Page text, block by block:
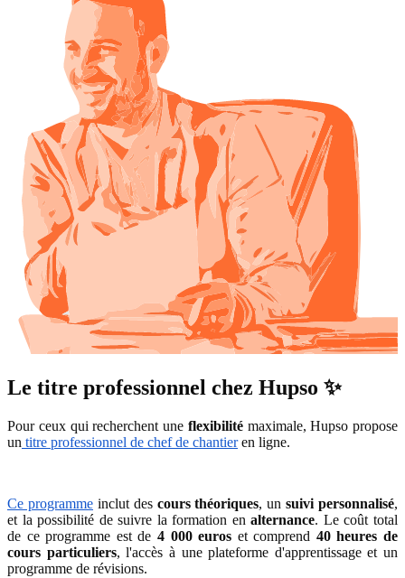
Le titre professionnel chez Hupso ✨
Pour ceux qui recherchent une flexibilité maximale, Hupso propose
un titre professionnel de chef de chantieren ligne.
Ce programmeinclut des cours théoriques, unsuivi personnalisé,
et la possibilité de suivre la formation enalternance. Le coût total
de ce programme est de 4 000 euros et comprend 40 heures de
cours particuliers, l'accès à une plateforme d'apprentissage et un
programme de révisions.